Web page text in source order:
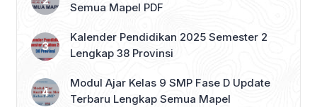
Semua Mapel PDF
Kalender Pendidikan 2025 Semester 2
Lengkap 38 Provinsi
Modul Ajar Kelas 9 SMP Fase D Update
Terbaru Lengkap Semua Mapel